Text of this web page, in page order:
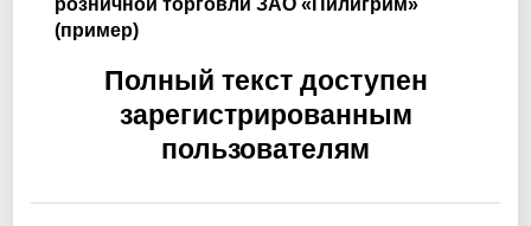
(пример)
Полный текст доступен
зарегистрированным
пользователям